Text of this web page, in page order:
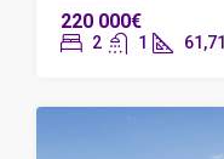
220 000€
2 1 61,71